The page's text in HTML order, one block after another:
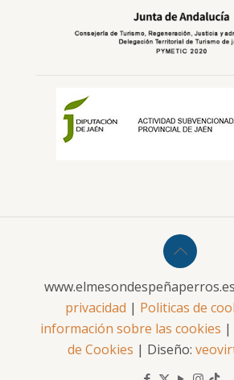
privacidad | Politicas de
información sobre las cookies |
de Cookies | Diseño: